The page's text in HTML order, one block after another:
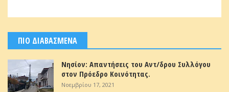
ΠΙΟ ΔΙΑΒΑΣΜΕΝΑ
Νησίον: Απαντήσεις του Αντ/δρου Συλλόγου
στον Πρόεδρο Κοινότητας.
Νοεμβρίου 17, 2021